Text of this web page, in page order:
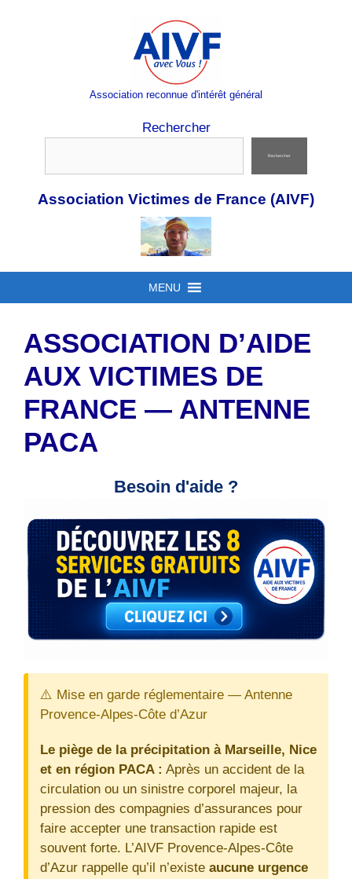
Association reconnue d'intérêt général
Rechercher
Rechercher
Association Victimes de France (AIVF)
MENU
ASSOCIATION D’AIDE
AUX VICTIMES DE
FRANCE — ANTENNE
PACA
Besoin d'aide ?
⚠️ Mise en garde réglementaire — Antenne
Provence-Alpes-Côte d’Azur
Le piège de la précipitation à Marseille, Nice
et en région PACA : Après un accident de la
circulation ou un sinistre corporel majeur, la
pression des compagnies d’assurances pour
faire accepter une transaction rapide est
souvent forte. L’AIVF Provence-Alpes-Côte
d’Azur rappelle qu’il n’existe aucune urgence